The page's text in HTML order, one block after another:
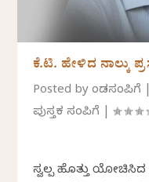
ಕೆ.ಟಿ. ಹೇಳಿದ ನಾಲ್ಕು
Posted byಕೆಂಡಸಂಪಿಗೆ
ಪುಸ್ತಕ ಸಂಪಿಗೆ |
ಸ್ವಲ್ಪ ಹೊತ್ತು